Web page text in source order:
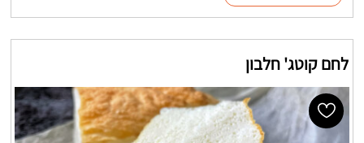
לחם קוטג' חלבון